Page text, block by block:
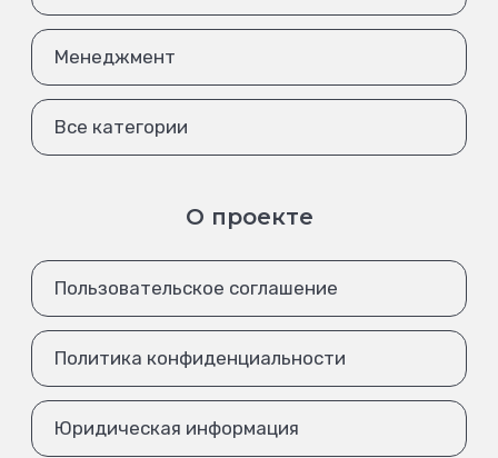
Менеджмент
Все категории
О проекте
Пользовательское соглашение
Политика конфиденциальности
Юридическая информация